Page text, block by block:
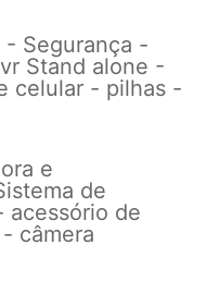
Segurança -
Stand alone -
celular - pilhas -
e
de
acessório de
câmera